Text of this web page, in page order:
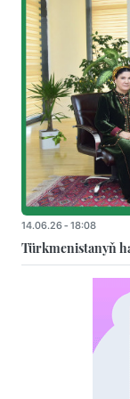
14.06.26 - 18:08
Türkmenistanyň